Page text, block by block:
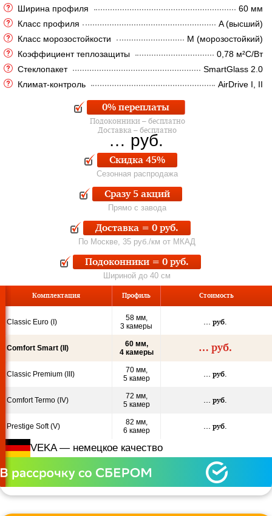
Скидка 45%
Сезонная распродажа
Сразу 5 акций
Прямо с завода
Доставка = 0 руб.
По Москве, 35 руб./км от МКАД
Подоконники = 0 руб.
Шириной до 40 см
Ширина профиля
60 мм
Класс профиля
A (высший)
Класс морозостойкости
M (морозостойкий)
Коэффициент теплозащиты
0,78 м²C/Вт
Стеклопакет
SmartGlass 2.0
Климат-контроль
AirDrive I, II
0% переплаты
Подоконники – бесплатно
Доставка – бесплатно
… руб.
Комплектация Профиль Стои­мость
Classic Euro (I)
58 мм,
3 камеры
… руб.
Comfort Smart (II)
60 мм,
4 камеры
… руб.
Classic Premium (III)
70 мм,
5 камер
… руб.
Comfort Termo (IV)
72 мм,
5 камер
… руб.
Prestige Soft (V)
82 мм,
6 камер
… руб.
VEKA — немецкое качество